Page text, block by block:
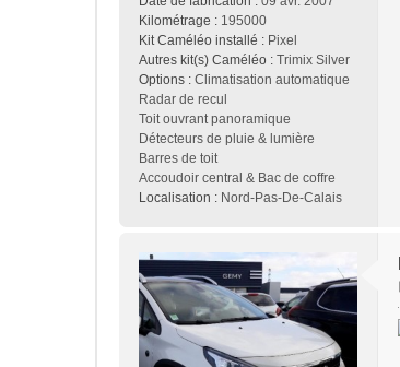
Kilométrage : 195000
Kit Caméléo installé : Pixel
Autres kit(s) Caméléo : Trimix Silver
Options : Climatisation automatique
Radar de recul
Toit ouvrant panoramique
Détecteurs de pluie & lumière
Barres de toit
Accoudoir central & Bac de coffre
Localisation : Nord-Pas-De-Calais